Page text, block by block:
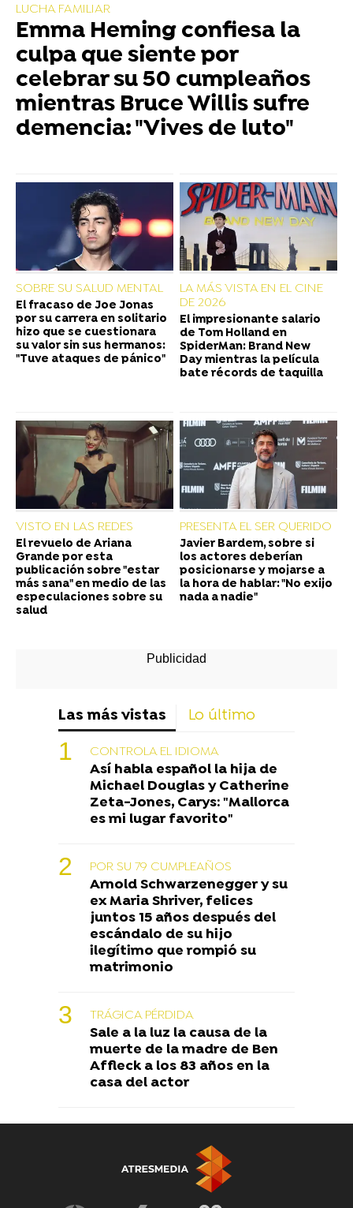
LUCHA FAMILIAR
Emma Heming confiesa la
culpa que siente por
celebrar su 50 cumpleaños
mientras Bruce Willis sufre
demencia: "Vives de luto"
SOBRE SU SALUD MENTAL
El fracaso de Joe Jonas
por su carrera en solitario
hizo que se cuestionara
su valor sin sus hermanos:
"Tuve ataques de pánico"
LA MÁS VISTA EN EL CINE
DE 2026
El impresionante salario
de Tom Holland en
SpiderMan: Brand New
Day mientras la película
bate récords de taquilla
VISTO EN LAS REDES
El revuelo de Ariana
Grande por esta
publicación sobre "estar
más sana" en medio de las
especulaciones sobre su
salud
PRESENTA EL SER QUERIDO
Javier Bardem, sobre si
los actores deberían
posicionarse y mojarse a
la hora de hablar: "No exijo
nada a nadie"
Las más vistas Lo último
CONTROLA EL IDIOMA
Así habla español la hija de
Michael Douglas y Catherine
Zeta-Jones, Carys: "Mallorca
es mi lugar favorito"
POR SU 79 CUMPLEAÑOS
Arnold Schwarzenegger y su
ex Maria Shriver, felices
juntos 15 años después del
escándalo de su hijo
ilegítimo que rompió su
matrimonio
TRÁGICA PÉRDIDA
Sale a la luz la causa de la
muerte de la madre de Ben
Affleck a los 83 años en la
casa del actor